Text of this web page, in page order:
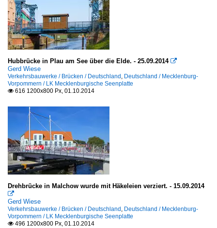
Hubbrücke in Plau am See über die Elde. - 25.09.2014 
Gerd Wiese
Verkehrsbauwerke / Brücken / Deutschland , Deutschland / Mecklenburg-
Vorpommern / LK Mecklenburgische Seenplatte
 616 1200x800 Px, 01.10.2014
Drehbrücke in Malchow wurde mit Häkeleien verziert. - 15.09.2014

Gerd Wiese
Verkehrsbauwerke / Brücken / Deutschland , Deutschland / Mecklenburg-
Vorpommern / LK Mecklenburgische Seenplatte
 496 1200x800 Px, 01.10.2014